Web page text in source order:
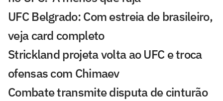
UFC Belgrado: Com estreia de brasileiro,
veja card completo
Strickland projeta volta ao UFC e troca
ofensas com Chimaev
Combate transmite disputa de cinturão